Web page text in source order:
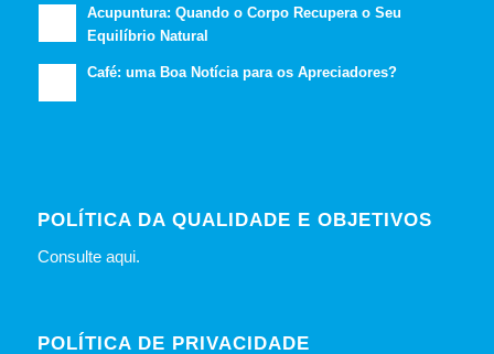
Acupuntura: Quando o Corpo Recupera o Seu
Equilíbrio Natural
Café: uma Boa Notícia para os Apreciadores?
POLÍTICA DA QUALIDADE E OBJETIVOS
Consulte aqui.
POLÍTICA DE PRIVACIDADE